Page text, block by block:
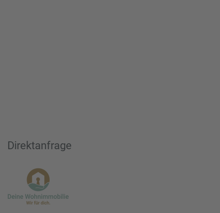
Direktanfrage